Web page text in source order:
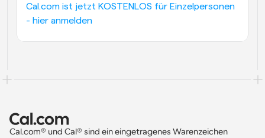
Cal.com ist jetzt KOSTENLOS für Einzelpersonen
- hier anmelden
Cal.com® und Cal® sind ein eingetragenes Warenzeichen